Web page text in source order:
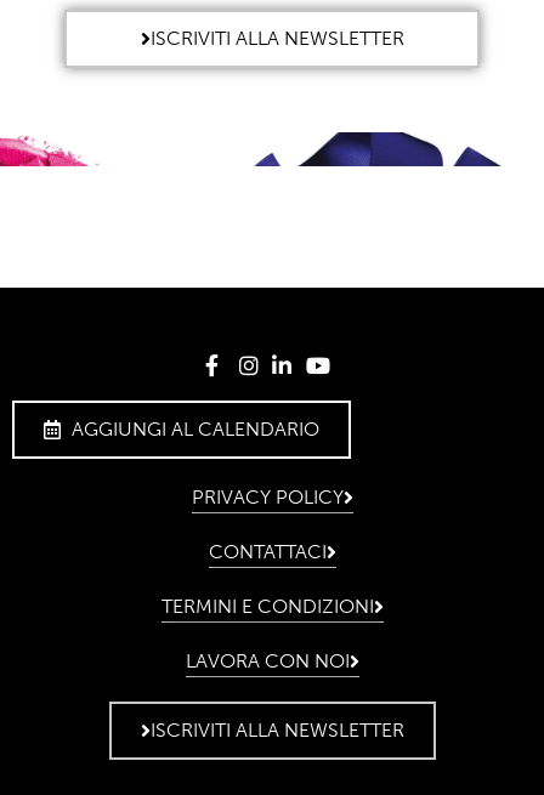
ISCRIVITI ALLA NEWSLETTER
AGGIUNGI AL CALENDARIO
PRIVACY POLICY
CONTATTACI
TERMINI E CONDIZIONI
LAVORA CON NOI
ISCRIVITI ALLA NEWSLETTER